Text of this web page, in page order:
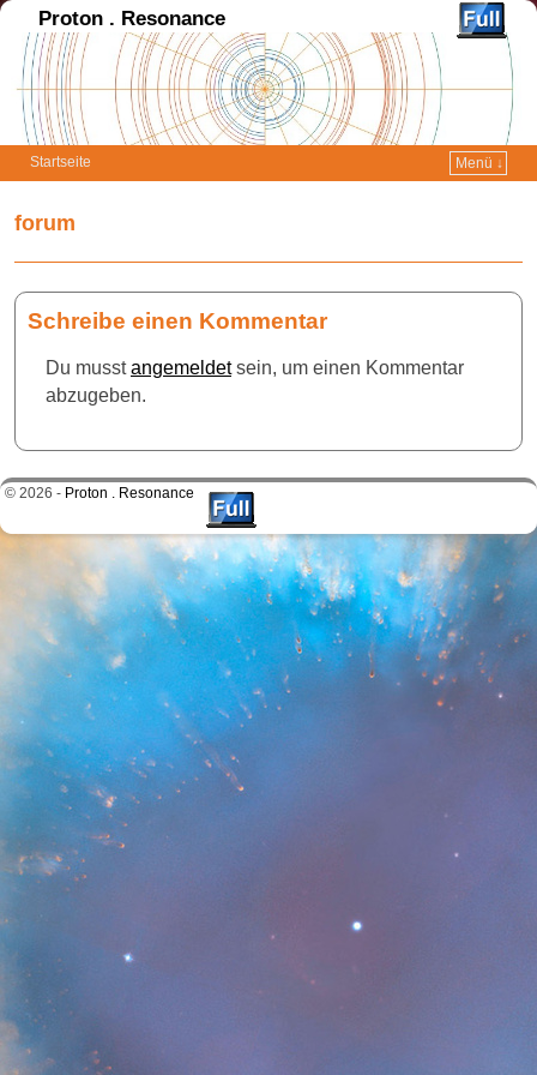
Proton . Resonance
Startseite Menü ↓
forum
Schreibe einen Kommentar
Du musstangemeldetsein, um einen Kommentar
abzugeben.
© 2026 - Proton . Resonance